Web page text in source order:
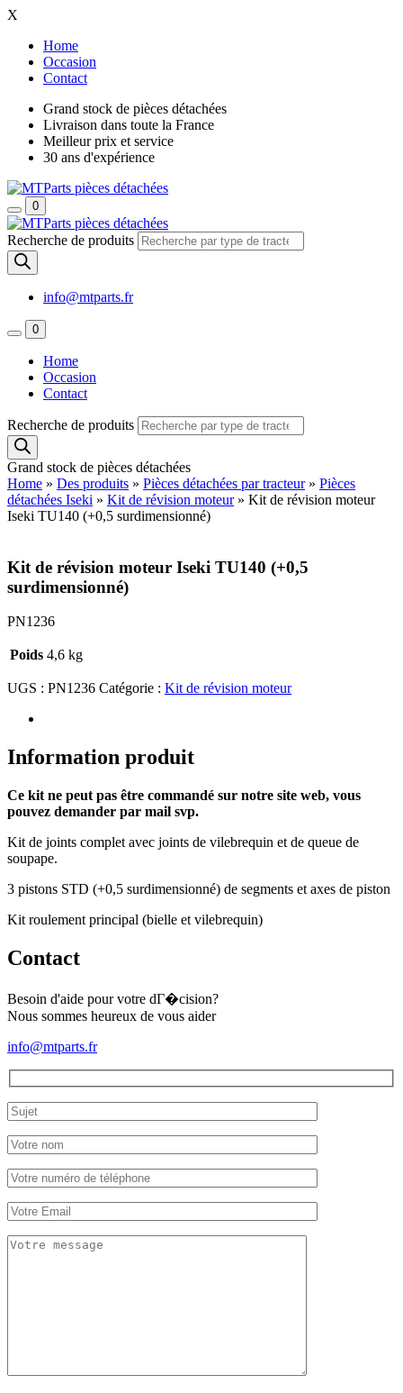
X
Home
Occasion
Contact
Grand stock de pièces détachées
Livraison dans toute la France
Meilleur prix et service
30 ans d'expérience
0
Recherche de produits
info@mtparts.fr
0
Home
Occasion
Contact
Recherche de produits
Grand stock de pièces détachées
Home » Des produits » Pièces détachées par tracteur» Pièces
détachées Iseki » Kit de révision moteur» Kit de révision moteur
Iseki TU140 (+0,5 surdimensionné)
Kit de révision moteur Iseki TU140 (+0,5
surdimensionné)
PN1236
Poids 4,6 kg
UGS : PN1236 Catégorie : Kit de révision moteur
Information produit
Ce kit ne peut pas être commandé sur notre site web, vous
pouvez demander par mail svp.
Kit de joints complet avec joints de vilebrequin et de queue de
soupape.
3 pistons STD (+0,5 surdimensionné) de segments et axes de piston
Kit roulement principal (bielle et vilebrequin)
Contact
Besoin d'aide pour votre dГ�cision?
Nous sommes heureux de vous aider
info@mtparts.fr